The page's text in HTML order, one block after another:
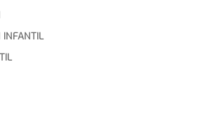
INFANTIL